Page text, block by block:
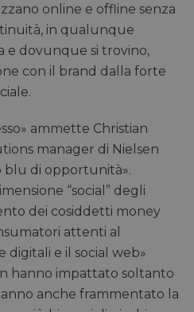
online e offline senza
in qualunque
e dovunque si trovino,
con il brand dalla forte
ammette Christian
manager di Nielsen
blu di opportunità».
“social” degli
dei cosiddetti money
attenti al
digitali e il social web»
hanno impattato soltanto
anche frammentato la